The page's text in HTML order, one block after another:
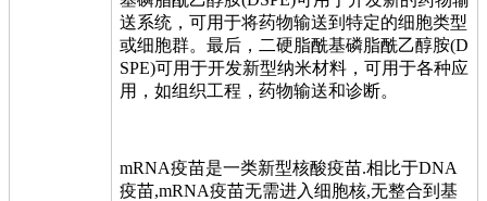
送系统，可用于将药物输送到特定的细胞类型
或细胞群。最后，二硬脂酰基磷脂酰乙醇胺(D
SPE)可用于开发新型纳米材料，可用于各种应
用，如组织工程，药物输送和诊断。
mRNA疫苗是一类新型核酸疫苗.相比于DNA
疫苗,mRNA疫苗无需进入细胞核,无整合到基